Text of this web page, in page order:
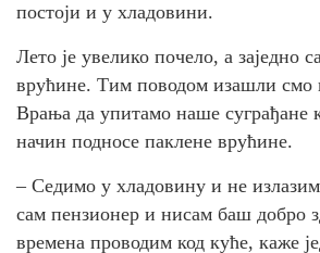
постоји и у хладовини.
Лето је увелико почело, а заједно
врућине. Тим поводом изашли смо
Врања да упитамо наше суграђане
начин подносе паклене врућине.
– Седимо у хладовину и не
сам пензионер и нисам баш добро
времена проводим код куће, каже